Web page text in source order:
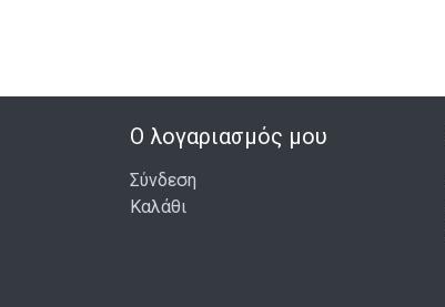
Ο λογαριασμός μου
Σύνδεση
Καλάθι